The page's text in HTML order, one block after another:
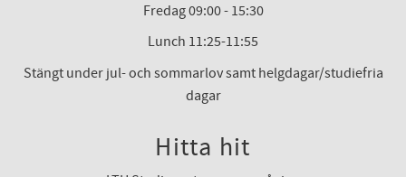
Fredag 09:00 - 15:30
Lunch 11:25-11:55
Stängt under jul- och sommarlov samt helgdagar/studiefria
dagar
Hitta hit